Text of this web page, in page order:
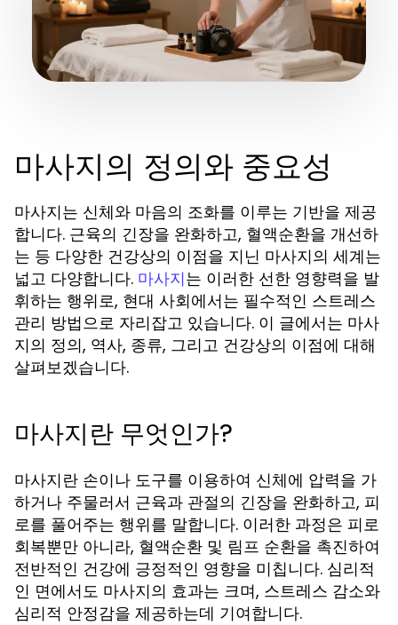
마사지의 정의와 중요성
마사지는 신체와 마음의 조화를 이루는 기반을 제공
합니다. 근육의 긴장을 완화하고, 혈액순환을 개선하
는 등 다양한 건강상의 이점을 지닌 마사지의 세계는
넓고 다양합니다. 마사지는 이러한 선한 영향력을 발
휘하는 행위로, 현대 사회에서는 필수적인 스트레스
관리 방법으로 자리잡고 있습니다. 이 글에서는 마사
지의 정의, 역사, 종류, 그리고 건강상의 이점에 대해
살펴보겠습니다.
마사지란 무엇인가?
마사지란 손이나 도구를 이용하여 신체에 압력을 가
하거나 주물러서 근육과 관절의 긴장을 완화하고, 피
로를 풀어주는 행위를 말합니다. 이러한 과정은 피로
회복뿐만 아니라, 혈액순환 및 림프 순환을 촉진하여
전반적인 건강에 긍정적인 영향을 미칩니다. 심리적
인 면에서도 마사지의 효과는 크며, 스트레스 감소와
심리적 안정감을 제공하는데 기여합니다.